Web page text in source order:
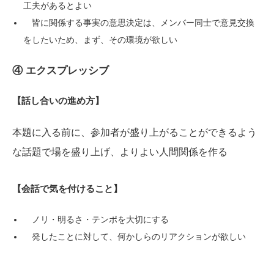
工夫があるとよい
皆に関係する事実の意思決定は、メンバー同士で意見交換
をしたいため、まず、その環境が欲しい
④ エクスプレッシブ
【話し合いの進め方】
本題に入る前に、参加者が盛り上がることができるよう
な話題で場を盛り上げ、よりよい人間関係を作る
【会話で気を付けること】
ノリ・明るさ・テンポを大切にする
発したことに対して、何かしらのリアクションが欲しい